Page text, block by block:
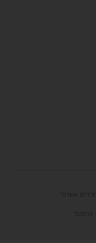
אשדוד'
פרסום'